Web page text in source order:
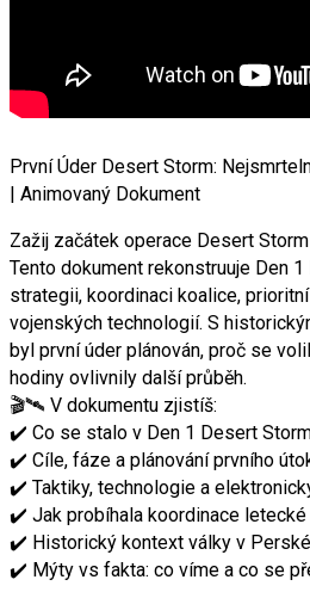
První Úder Desert Storm:
| Animovaný Dokument
Zažij začátek operace Desert
Tento dokument rekonstruuje Den
strategii, koordinaci koalice,
vojenských technologií. S
byl první úder plánován, proč se
hodiny ovlivnily další průběh.
🎬🛰️ V dokumentu zjistíš:
✔️ Co se stalo v Den 1 Desert
✔️ Cíle, fáze a plánování prvního
✔️ Taktiky, technologie a
✔️ Jak probíhala koordinace letecké
✔️ Historický kontext války v
✔️ Mýty vs fakta: co víme a co se